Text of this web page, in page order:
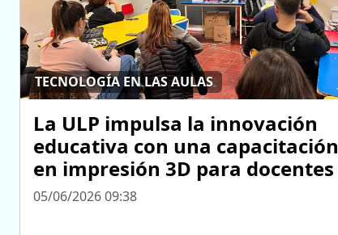
TECNOLOGÍA EN LAS AULAS
La ULP impulsa la innovación
educativa con una capacitación
en impresión 3D para docentes
05/06/2026 09:38